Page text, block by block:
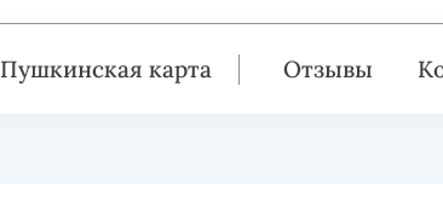
Пушкинская карта Отзывы